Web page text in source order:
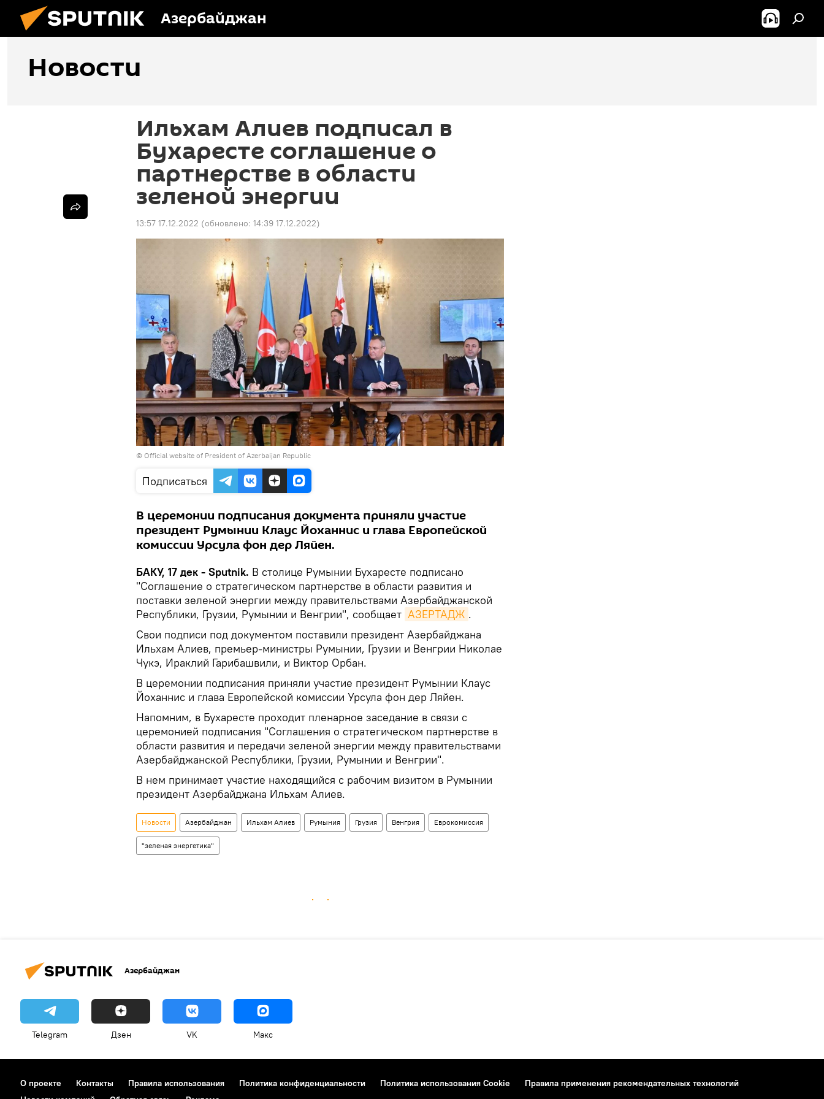
Азербайджан
Новости
Ильхам Алиев подписал в
Бухаресте соглашение о
партнерстве в области
зеленой энергии
13:57 17.12.2022 (обновлено: 14:39 17.12.2022)
© Official website of President of Azerbaijan Republic
Подписаться
В церемонии подписания документа приняли участие
президент Румынии Клаус Йоханнис и глава Европейской
комиссии Урсула фон дер Ляйен.
БАКУ, 17 дек - Sputnik. В столице Румынии Бухаресте подписано
"Соглашение о стратегическом партнерстве в области развития и
поставки зеленой энергии между правительствами Азербайджанской
Республики, Грузии, Румынии и Венгрии", сообщает АЗЕРТАДЖ .
Свои подписи под документом поставили президент Азербайджана
Ильхам Алиев, премьер-министры Румынии, Грузии и Венгрии Николае
Чукэ, Ираклий Гарибашвили, и Виктор Орбан.
В церемонии подписания приняли участие президент Румынии Клаус
Йоханнис и глава Европейской комиссии Урсула фон дер Ляйен.
Напомним, в Бухаресте проходит пленарное заседание в связи с
церемонией подписания "Соглашения о стратегическом партнерстве в
области развития и передачи зеленой энергии между правительствами
Азербайджанской Республики, Грузии, Румынии и Венгрии".
В нем принимает участие находящийся с рабочим визитом в Румынии
президент Азербайджана Ильхам Алиев.
Новости Азербайджан Ильхам Алиев Румыния Грузия Венгрия Еврокомиссия
"зеленая энергетика"
Азербайджан
Telegram Дзен VK Макс
О проекте Контакты Правила использования Политика конфиденциальности Политика использования Cookie
Правила применения рекомендательных технологий